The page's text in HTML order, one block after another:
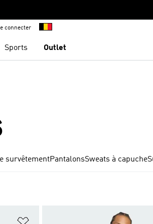
connecter
Sports Outlet
survêtementPantalonsSweats à capuche
Ajouter à la Liste de produits